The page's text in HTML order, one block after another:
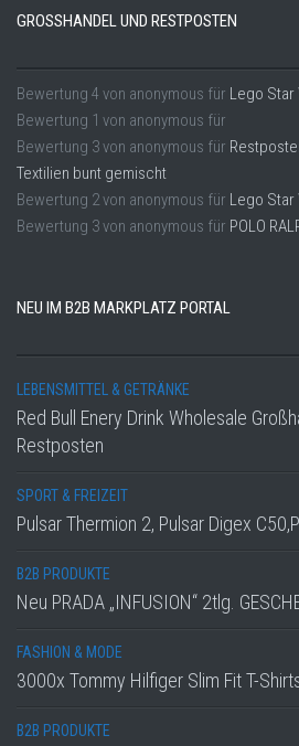
GROSSHANDEL UND RESTPOSTEN
Bewertung 4 von anonymous für Lego Star
Bewertung 1 von anonymous für
Bewertung 3von anonymous für
Textilien bunt gemischt
Bewertung 2von anonymous für Lego Star
Bewertung 3von anonymous für POLO
NEU IM B2B MARKPLATZ PORTAL
LEBENSMITTEL & GETRÄNKE
Red Bull Enery Drink Wholesale
Restposten
SPORT & FREIZEIT
Pulsar Thermion 2, Pulsar Digex
B2B PRODUKTE
Neu PRADA „INFUSION“ 2tlg.
FASHION & MODE
3000x Tommy Hilfiger Slim Fit T-
B2B PRODUKTE